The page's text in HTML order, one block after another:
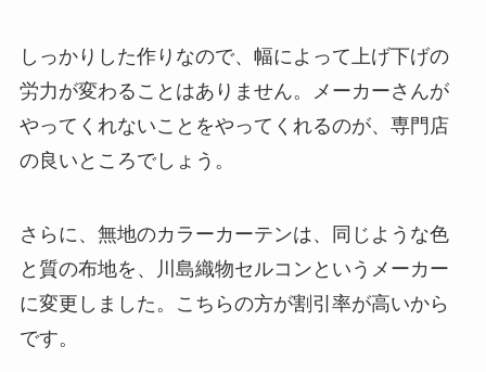
しっかりした作りなので、幅によって上げ下げの
労力が変わることはありません。
メーカーさんが
やってくれないことをやってくれるのが、専門店
の良いところでしょう。
さらに、無地のカラーカーテンは、同じような色
と質の布地を、
川島織物セルコン というメーカー
に変更しました。こちらの方が割引率が高いから
です。